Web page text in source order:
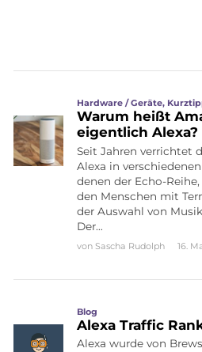
Hardware / Geräte,
Warum heißt
eigentlich Alexa?
Seit Jahren verrichtet
Alexa in
denen der Echo-
den Menschen mit
der Auswahl von
Der…
vonSascha Rudolph 16.
Blog
Alexa Traffic
Alexa wurde von